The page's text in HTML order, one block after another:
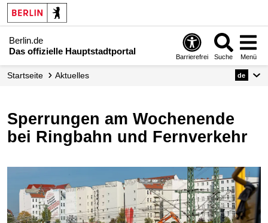
Berlin.de
Das offizielle Hauptstadtportal
Barrierefrei Suche Menü
Startseite Aktuelles de
Sperrungen am Wochenende
bei Ringbahn und Fernverkehr